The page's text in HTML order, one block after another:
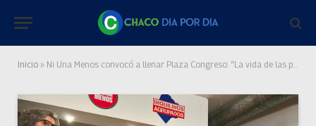
Inicio » Ni Una Menos convocó a llenar Plaza Congreso: “La vida de las pibas importa muy poco”